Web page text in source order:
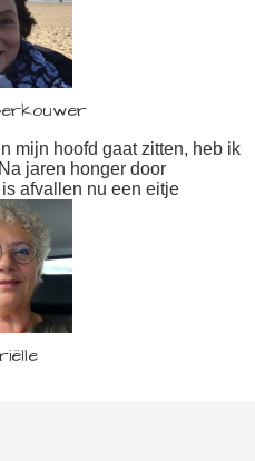
mijn hoofd gaat zitten, heb ik
jaren honger door
afvallen nu een eitje